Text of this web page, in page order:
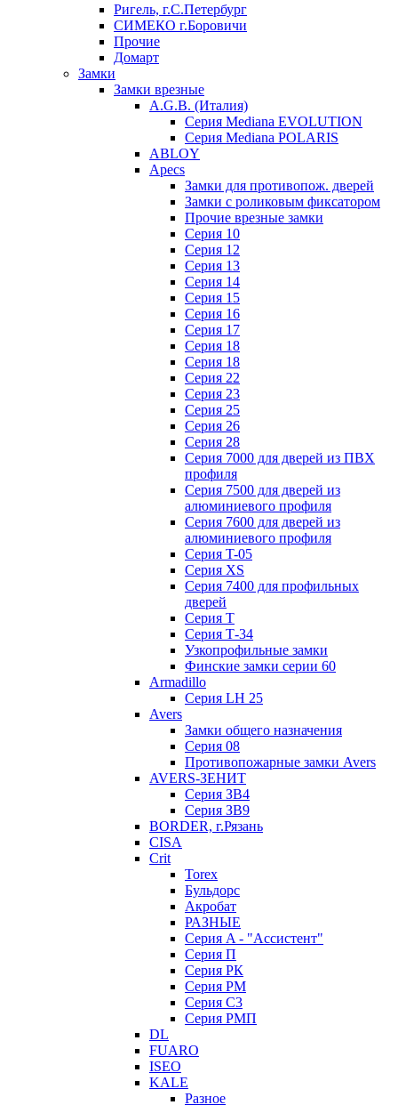
Ригель, г.С.Петербург
СИМЕКО г.Боровичи
Прочие
Домарт
Замки
Замки врезные
A.G.B. (Италия)
Серия Mediana EVOLUTION
Серия Mediana POLARIS
ABLOY
Apecs
Замки для противопож. дверей
Замки с роликовым фиксатором
Прочие врезные замки
Серия 10
Серия 12
Серия 13
Серия 14
Серия 15
Серия 16
Серия 17
Серия 18
Серия 18
Серия 22
Серия 23
Серия 25
Серия 26
Серия 28
Серия 7000 для дверей из ПВХ
профиля
Серия 7500 для дверей из
алюминиевого профиля
Серия 7600 для дверей из
алюминиевого профиля
Серия T-05
Серия XS
Серия 7400 для профильных
дверей
Серия Т
Серия Т-34
Узкопрофильные замки
Финские замки серии 60
Armadillo
Серия LH 25
Avers
Замки общего назначения
Серия 08
Противопожарные замки Avers
AVERS-ЗЕНИТ
Серия ЗВ4
Серия ЗВ9
BORDER, г.Рязань
CISA
Crit
Torex
Бульдорс
Акробат
РАЗНЫЕ
Серия A - "Ассистент"
Серия П
Серия РК
Серия РМ
Серия С3
Серия РМП
DL
FUARO
ISEO
KALE
Разное